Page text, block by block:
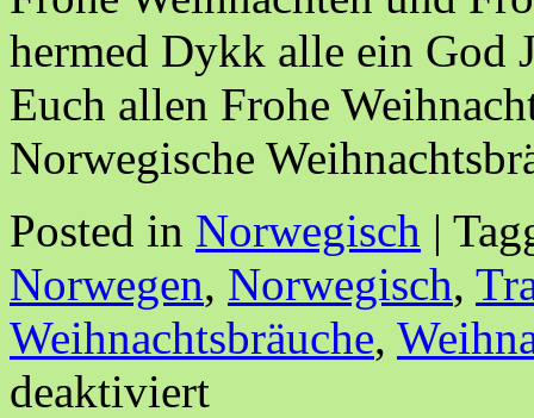
hermed Dykk alle ein God
Euch allen Frohe
Norwegische
Posted in Norwegisch |
Norwegen, Norwegisch,
Weihnachtsbräuche,
deaktiviert